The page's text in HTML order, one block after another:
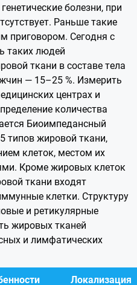
болезни, при
Раньше такие
приговором. Сегодня с
таких людей
ткани в составе тела
— 15–25 %. Измерить
центрах и
количества
Биоимпедансный
типов жировой ткани,
клеток, местом их
Кроме жировых клеток
ткани входят
клетки. Структуру
и ретикулярные
жировых тканей
и лимфатических
Локализация